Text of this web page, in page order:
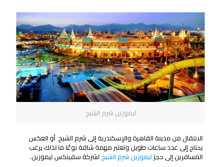
ليموزين شرم الشيخ
الانتقال من مدينة القاهرة والإسكندرية إلى شرم الشيخ أو العكس
يحتاج إلى عدد ساعات طويل وتعتبر مهمة شاقة نوعًا ما لذلك يرغب
المسافرين إلى حجز ليموزين شرم الشيخلشركة سفينكس ليموزين.